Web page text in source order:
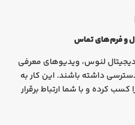
و فرم‌های تماس
دیجیتال لنوس، ویدیوهای معرفی
داشته باشند. این کار به
کرده و با شما ارتباط برقرار